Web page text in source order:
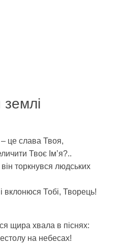
це слава Твоя,
Твоє Ім’я?..
торкнувся людських
вклонюся Тобі, Творець!
щира хвала в піснях:
на небесах!